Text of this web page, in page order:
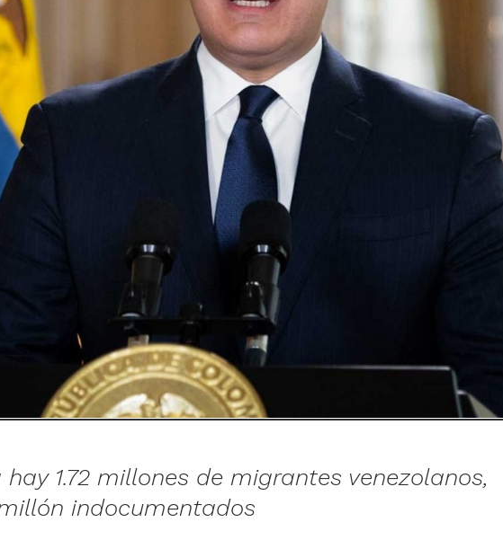
1.72 millones de migrantes venezolanos,
indocumentados